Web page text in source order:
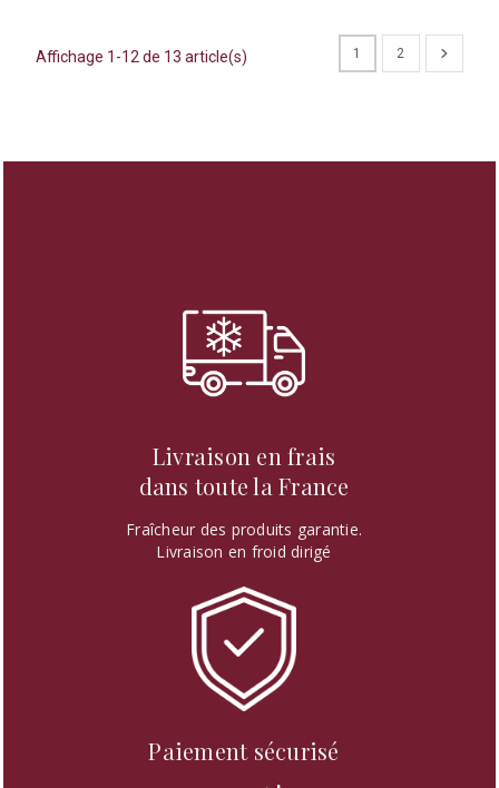
Affichage 1-12 de 13 article(s) 1 2
Livraison en frais
dans toute la France
Fraîcheur des produits garantie.
Livraison en froid dirigé
Paiement sécurisé